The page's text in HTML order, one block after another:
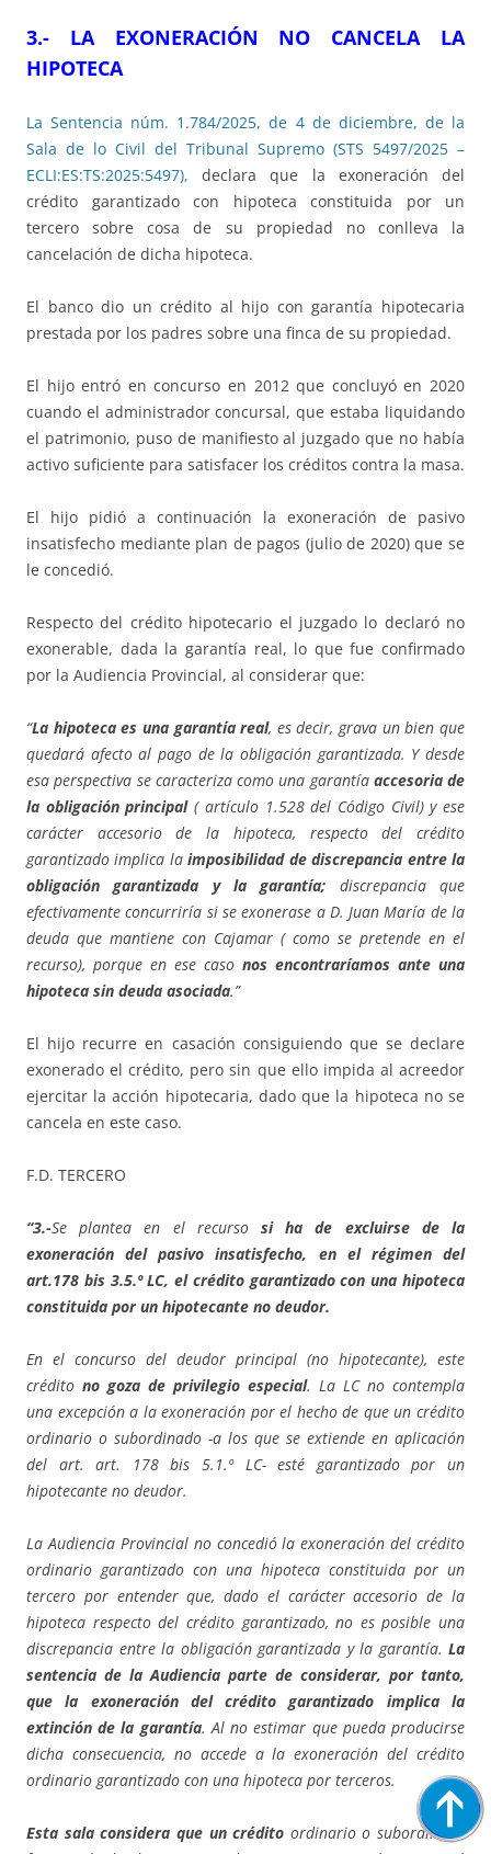
3.- LA EXONERACIÓN NO CANCELA LA
HIPOTECA
La Sentencia núm. 1.784/2025, de 4 de diciembre, de la
Sala de lo Civil del Tribunal Supremo (STS 5497/2025 –
ECLI:ES:TS:2025:5497), declara que la exoneración del
crédito garantizado con hipoteca constituida por un
tercero sobre cosa de su propiedad no conlleva la
cancelación de dicha hipoteca.
El banco dio un crédito al hijo con garantía hipotecaria
prestada por los padres sobre una finca de su propiedad.
El hijo entró en concurso en 2012 que concluyó en 2020
cuando el administrador concursal, que estaba liquidando
el patrimonio, puso de manifiesto al juzgado que no había
activo suficiente para satisfacer los créditos contra la masa.
El hijo pidió a continuación la exoneración de pasivo
insatisfecho mediante plan de pagos (julio de 2020) que se
le concedió.
Respecto del crédito hipotecario el juzgado lo declaró no
exonerable, dada la garantía real, lo que fue confirmado
por la Audiencia Provincial, al considerar que:
“La hipoteca es una garantía real, es decir, grava un bien que
quedará afecto al pago de la obligación garantizada. Y desde
esa perspectiva se caracteriza como una garantía accesoria de
la obligación principal( artículo 1.528 del Código Civil) y ese
carácter accesorio de la hipoteca, respecto del crédito
garantizado implica laimposibilidad de discrepancia entre la
obligación garantizada y la garantía; discrepancia que
efectivamente concurriría si se exonerase a D. Juan María de la
deuda que mantiene con Cajamar ( como se pretende en el
recurso), porque en ese caso nos encontraríamos ante una
hipoteca sin deuda asociada.”
El hijo recurre en casación consiguiendo que se declare
exonerado el crédito, pero sin que ello impida al acreedor
ejercitar la acción hipotecaria, dado que la hipoteca no se
cancela en este caso.
F.D. TERCERO
“3.-Se plantea en el recurso si ha de excluirse de la
exoneración del pasivo insatisfecho, en el régimen del
art.178 bis 3.5.º LC, el crédito garantizado con una hipoteca
constituida por un hipotecante no deudor.
En el concurso del deudor principal (no hipotecante), este
crédito no goza de privilegio especial. La LC no contempla
una excepción a la exoneración por el hecho de que un crédito
ordinario o subordinado -a los que se extiende en aplicación
del art. art. 178 bis 5.1.º LC- esté garantizado por un
hipotecante no deudor.
La Audiencia Provincial no concedió la exoneración del crédito
ordinario garantizado con una hipoteca constituida por un
tercero por entender que, dado el carácter accesorio de la
hipoteca respecto del crédito garantizado, no es posible una
discrepancia entre la obligación garantizada y la garantía. La
sentencia de la Audiencia parte de considerar, por tanto,
que la exoneración del crédito garantizado implica la
extinción de la garantía. Al no estimar que pueda producirse
dicha consecuencia, no accede a la exoneración del crédito
ordinario garantizado con una hipoteca por terceros.
Esta sala considera que un crédito ordinario o subordinado